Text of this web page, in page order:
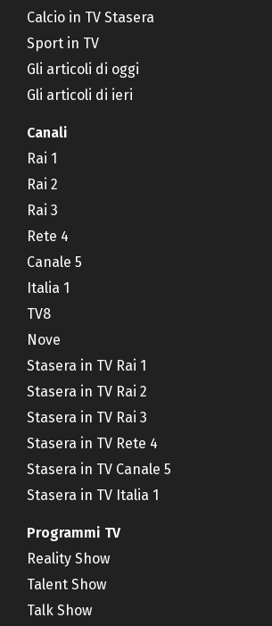
Calcio in TV Stasera
Sport in TV
Gli articoli di oggi
Gli articoli di ieri
Canali
Rai 1
Rai 2
Rai 3
Rete 4
Canale 5
Italia 1
TV8
Nove
Stasera in TV Rai 1
Stasera in TV Rai 2
Stasera in TV Rai 3
Stasera in TV Rete 4
Stasera in TV Canale 5
Stasera in TV Italia 1
Programmi TV
Reality Show
Talent Show
Talk Show